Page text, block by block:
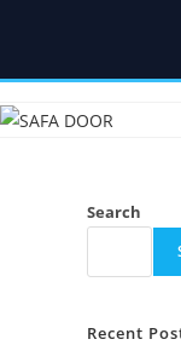
to
Search
Recent